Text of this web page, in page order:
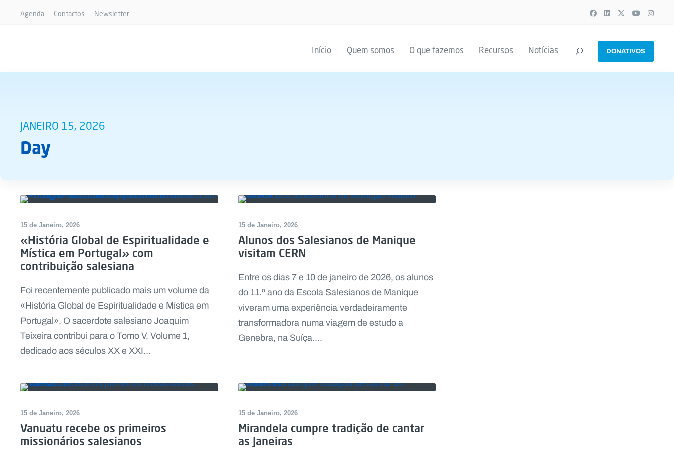
Agenda Contactos Newsletter
Início Quem somos O que fazemos Recursos Notícias DONATIVOS
JANEIRO 15, 2026
Day
15 de Janeiro, 2026
«História Global de Espiritualidade e
Mística em Portugal» com
contribuição salesiana
Foi recentemente publicado mais um volume da
«História Global de Espiritualidade e Mística em
Portugal». O sacerdote salesiano Joaquim
Teixeira contribui para o Tomo V, Volume 1,
dedicado aos séculos XX e XXI...
15 de Janeiro, 2026
Alunos dos Salesianos de Manique
visitam CERN
Entre os dias 7 e 10 de janeiro de 2026, os alunos
do 11.º ano da Escola Salesianos de Manique
viveram uma experiência verdadeiramente
transformadora numa viagem de estudo a
Genebra, na Suíça....
15 de Janeiro, 2026
Vanuatu recebe os primeiros
missionários salesianos
15 de Janeiro, 2026
Mirandela cumpre tradição de cantar
as Janeiras